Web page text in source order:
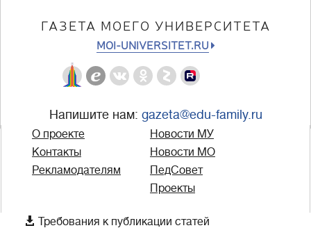
ГАЗЕТА МОЕГО УНИВЕРСИТЕТА
MOI-UNIVERSITET.RU
Напишите нам: gazeta@edu-family.ru
О проекте
Контакты
Рекламодателям
Новости МУ
Новости МО
ПедСовет
Проекты
 Требования к публикации статей